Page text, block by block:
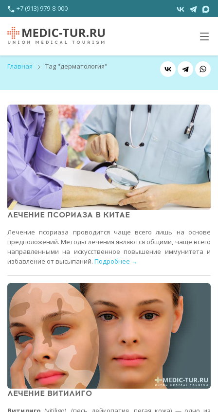
+7 (913) 979-8-000
Главная Tag "дерматология"
ЛЕЧЕНИЕ ПСОРИАЗА В КИТАЕ
Лечение псориаза проводится чаще всего лишь на основе
предположений. Методы лечения являются общими, чаще всего
направленными на искусственное повышение иммунитета и
избавление от высыпаний. Подробнее →
ЛЕЧЕНИЕ ВИТИЛИГО